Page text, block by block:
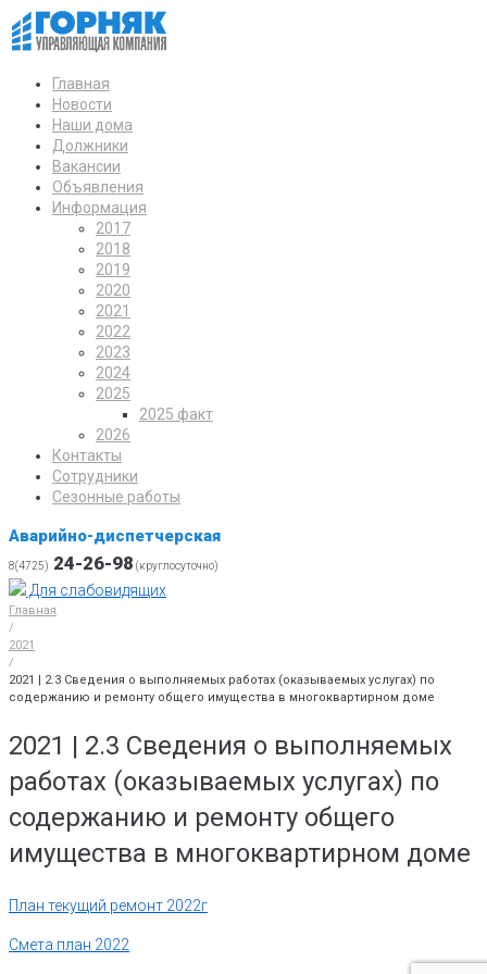
Главная
Новости
Наши дома
Должники
Вакансии
Объявления
Информация
2017
2018
2019
2020
2021
2022
2023
2024
2025
2025 факт
2026
Контакты
Сотрудники
Сезонные работы
Аварийно-диспетчерская
8(4725) 24-26-98 (круглосуточно)
Для слабовидящих
Главная
/
2021
/
2021 | 2.3 Сведения о выполняемых работах (оказываемых услугах) по
содержанию и ремонту общего имущества в многоквартирном доме
2021 | 2.3 Сведения о выполняемых
работах (оказываемых услугах) по
содержанию и ремонту общего
имущества в многоквартирном доме
План текущий ремонт 2022г
Смета план 2022